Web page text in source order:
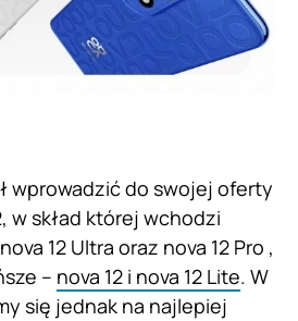
wprowadzić do swojej oferty
w skład której wchodzi
12 Ultra oraz nova 12 Pro ,
– nova 12 i nova 12 Lite. W
się jednak na najlepiej